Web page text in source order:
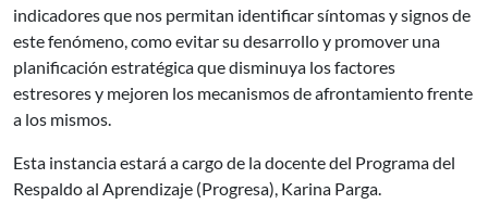
indicadores que nos permitan identificar síntomas y signos de
este fenómeno, como evitar su desarrollo y promover una
planificación estratégica que disminuya los factores
estresores y mejoren los mecanismos de afrontamiento frente
a los mismos.
Esta instancia estará a cargo de la docente del Programa del
Respaldo al Aprendizaje (Progresa), Karina Parga.